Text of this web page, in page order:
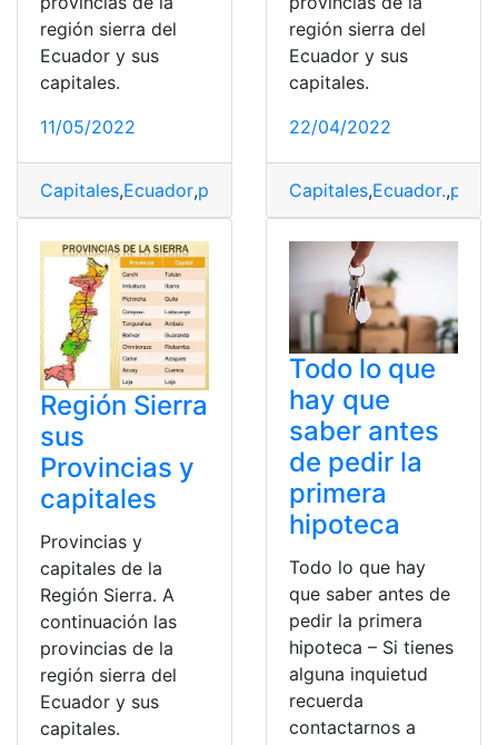
región sierra del
Ecuador y sus
capitales.
11/05/2022
Capitales,Ecuador,provisional ,Quito,top2
región sierra del
Ecuador y sus
capitales.
22/04/2022
Capitales,Ecuador.,
Región Sierra
sus
Provincias y
capitales
Provincias y
capitales de la
Región Sierra. A
continuación las
provincias de la
región sierra del
Ecuador y sus
capitales.
Todo lo que
hay que
saber antes
de pedir la
primera
hipoteca
Todo lo que hay
que saber antes de
pedir la primera
hipoteca – Si tienes
alguna inquietud
recuerda
contactarnos a